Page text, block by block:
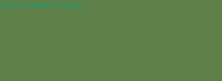
Для синеязыкого сцинка